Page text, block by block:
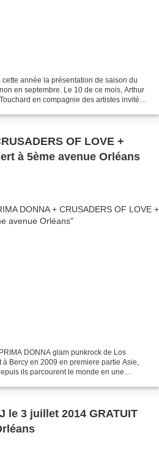
année la présentation de saison du
en septembre. Le 10 de ce mois, Arthur
en compagnie des artistes invités .
à 5ème avenue Orléans
DONNA glam punkrock de Los
Bercy en 2009 en premiere partie Asie,
ils parcourent le monde en une
le 3 juillet 2014 GRATUIT